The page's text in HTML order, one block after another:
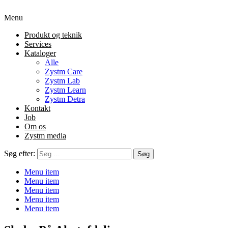
Menu
Produkt og teknik
Services
Kataloger
Alle
Zystm Care
Zystm Lab
Zystm Learn
Zystm Detra
Kontakt
Job
Om os
Zystm media
Søg efter:
Menu item
Menu item
Menu item
Menu item
Menu item